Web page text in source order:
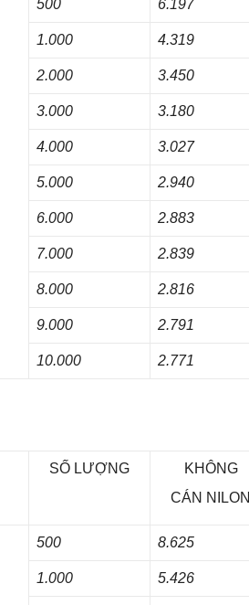
500 6.197
1.000 4.319
2.000 3.450
3.000 3.180
4.000 3.027
5.000 2.940
6.000 2.883
7.000 2.839
8.000 2.816
9.000 2.791
10.000 2.771
SỐ LƯỢNG
KHÔNG
CÁN NILON
500 8.625
1.000 5.426